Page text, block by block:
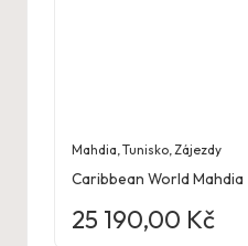
Mahdia,Tunisko,Zájezdy
Caribbean World Mahdia
25 190,00 Kč